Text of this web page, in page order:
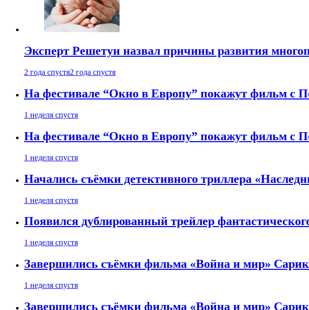
Эксперт Решетун назвал причины развития
2 года спустя2 года спустя
На фестивале “Окно в Европу” покажут фильм с
1 неделя спустя
На фестивале “Окно в Европу” покажут фильм с
1 неделя спустя
Начались съёмки детективного триллера
1 неделя спустя
Появился дублированный трейлер
1 неделя спустя
Завершились съёмки фильма «Война и мир»
1 неделя спустя
Завершились съёмки фильма «Война и мир»